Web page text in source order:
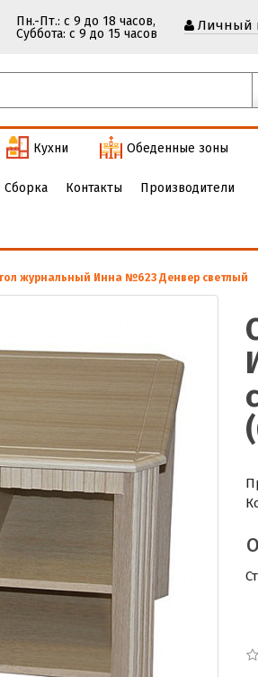
Пн.-Пт.: с 9 до 18 часов,
Cуббота: с 9 до 15 часов
Личный
Кухни Обеденные зоны
Сборка Контакты Производители
журнальный Инна №623 Денвер светлый